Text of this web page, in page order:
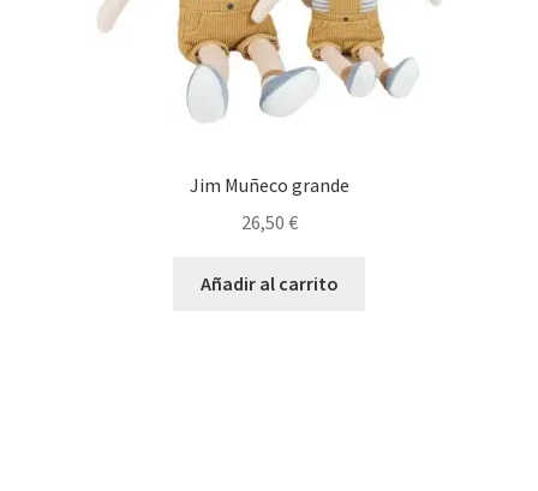
Jim Muñeco grande
26,50 €
Añadir al carrito